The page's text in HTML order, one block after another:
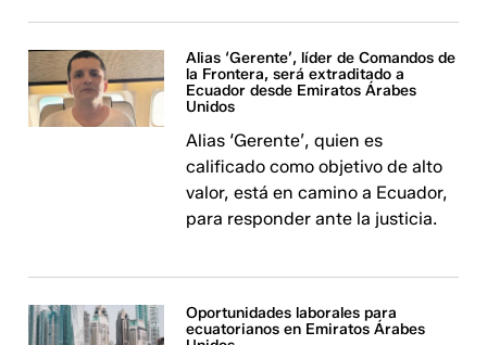
Alias ‘Gerente’, líder de Comandos de
la Frontera, será extraditado a
Ecuador desde Emiratos Árabes
Unidos
Alias ‘Gerente’, quien es
calificado como objetivo de alto
valor, está en camino a Ecuador,
para responder ante la justicia.
Oportunidades laborales para
ecuatorianos en Emiratos Árabes